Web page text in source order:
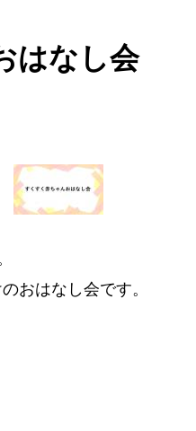
はなし会
おはなし会です。